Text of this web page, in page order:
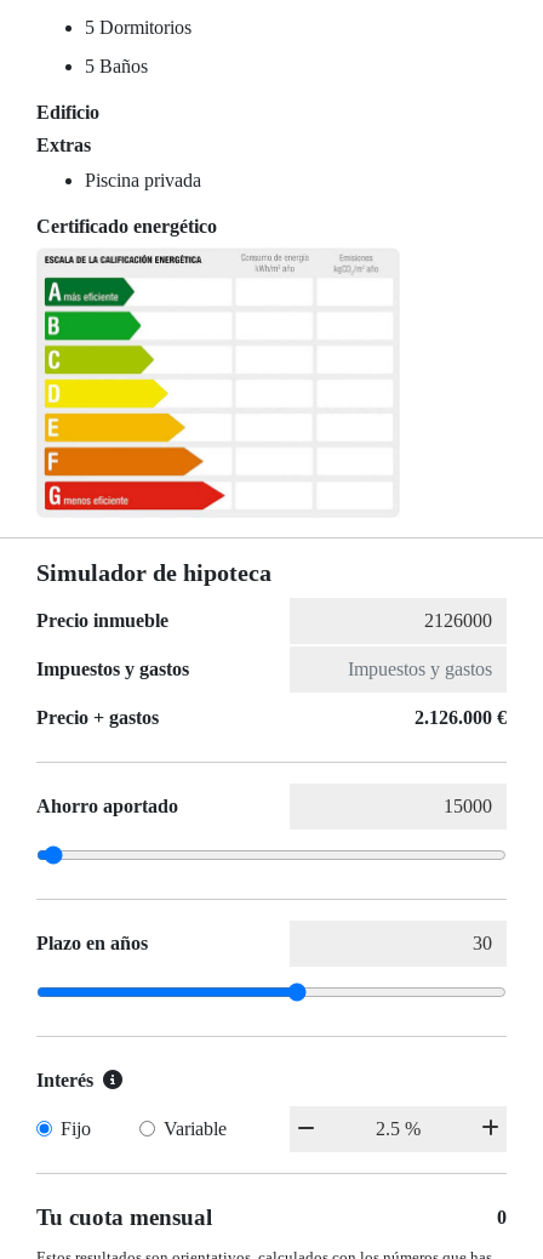
5 Dormitorios
5 Baños
Edificio
Extras
Piscina privada
Certificado energético
Simulador de hipoteca
Precio inmueble
Impuestos y gastos
Precio + gastos 2.126.000 €
Ahorro aportado
Plazo en años
Interés
Fijo Variable
Tu cuota mensual 0